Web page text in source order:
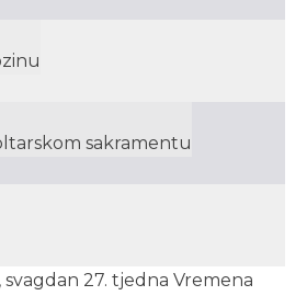
sakramentu
svagdan 27. tjedna Vremena